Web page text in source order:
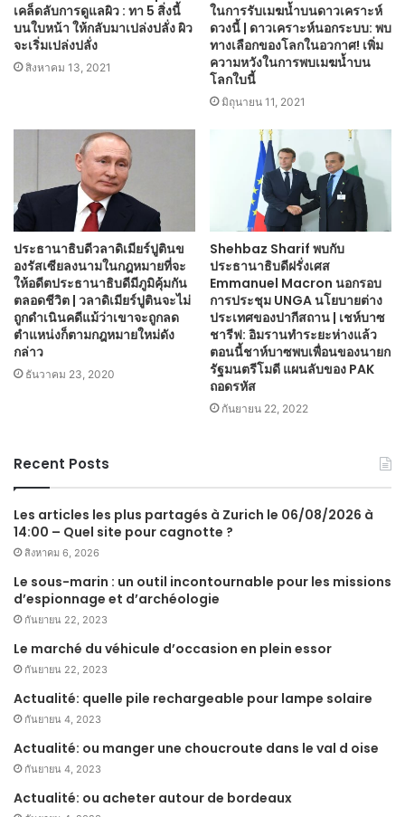
เคล็ดลับการดูแลผิว : ทา 5 สิ่งนี้
บนใบหน้า ให้กลับมาเปล่งปลั่ง ผิว
จะเริ่มเปล่งปลั่ง
สิงหาคม 13, 2021
ในการรับเมฆน้ำบนดาวเคราะห์
ดวงนี้ | ดาวเคราะห์นอกระบบ: พบ
ทางเลือกของโลกในอวกาศ! เพิ่ม
ความหวังในการพบเมฆน้ำบน
โลกใบนี้
มิถุนายน 11, 2021
ประธานาธิบดีวลาดิเมียร์ปูตินข
องรัสเซียลงนามในกฎหมายที่จะ
ให้อดีตประธานาธิบดีมีภูมิคุ้มกัน
ตลอดชีวิต | วลาดิเมียร์ปูตินจะไม่
ถูกดำเนินคดีแม้ว่าเขาจะถูกลด
ตำแหน่งก็ตามกฎหมายใหม่ดัง
กล่าว
ธันวาคม 23, 2020
Shehbaz Sharif พบกับ
ประธานาธิบดีฝรั่งเศส
Emmanuel Macron นอกรอบ
การประชุม UNGA นโยบายต่าง
ประเทศของปากีสถาน | เชห์บาซ
ชารีฟ: อิมรานทำระยะห่างแล้ว
ตอนนี้ชาห์บาซพบเพื่อนของนายก
รัฐมนตรีโมดี แผนลับของ PAK
ถอดรหัส
กันยายน 22, 2022
Recent Posts
Les articles les plus partagés à Zurich le 06/08/2026 à
14:00 – Quel site pour cagnotte ?
สิงหาคม 6, 2026
Le sous-marin : un outil incontournable pour les missions
d’espionnage et d’archéologie
กันยายน 22, 2023
Le marché du véhicule d’occasion en plein essor
กันยายน 22, 2023
Actualité: quelle pile rechargeable pour lampe solaire
กันยายน 4, 2023
Actualité: ou manger une choucroute dans le val d oise
กันยายน 4, 2023
Actualité: ou acheter autour de bordeaux